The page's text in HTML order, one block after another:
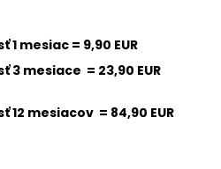
mesiac = 9,90 EUR
3 mesiace = 23,90 EUR
12 mesiacov = 84,90 EUR